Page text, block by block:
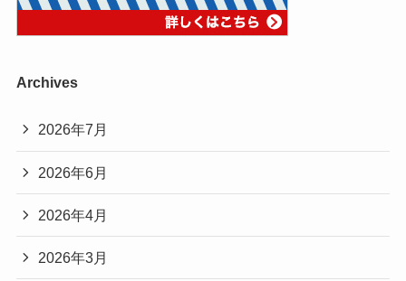
Archives
2026年7月
2026年6月
2026年4月
2026年3月